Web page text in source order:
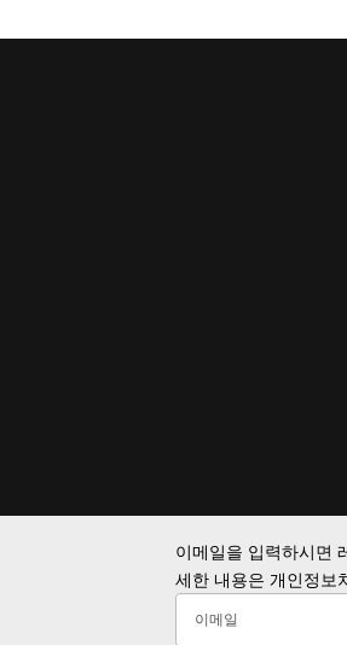
이메일을 입력하시면
세한 내용은 개인정보
이메일